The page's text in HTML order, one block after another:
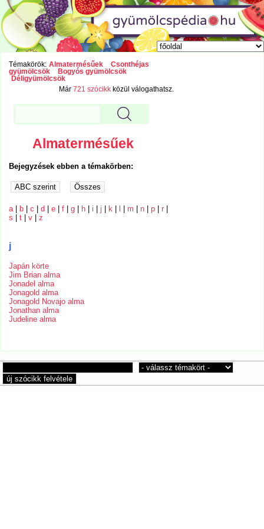
Témakörök: Almatermésűek
Csonthéjas
gyümölcsök
Bogyós gyümölcsök
Déligyümölcsök
Már721 szócikk közül válogathatsz.
Almatermésűek
Bejegyzések ebben a témakörben:
a |b |c |d |e |f |g | h |i |j |k |l |m |n |p |r |
s |t |v |z
j
Japán körte
Jim Brian alma
Jonadel alma
Jonagold alma
Jonagold Novajo alma
Jonathan alma
Judeline alma